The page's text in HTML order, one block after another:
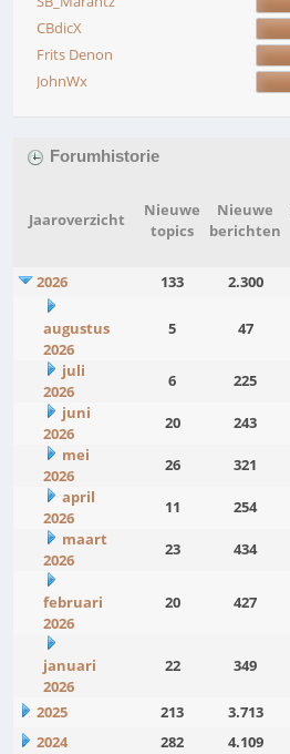
CBdicX
Frits Denon
JohnWx
Forumhistorie
Jaaroverzicht
Nieuwe
topics
Nieuwe
berichten
2026 133 2.300
augustus
2026
5 47
juli
2026
6 225
juni
2026
20 243
mei
2026
26 321
april
2026
11 254
maart
2026
23 434
februari
2026
20 427
januari
2026
22 349
2025 213 3.713
2024
282 4.109